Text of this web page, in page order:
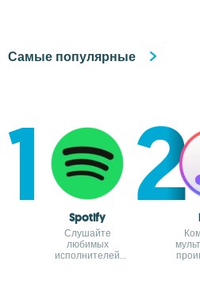
Самые популярные
Spotify
Слушайте
любимых
исполнителей